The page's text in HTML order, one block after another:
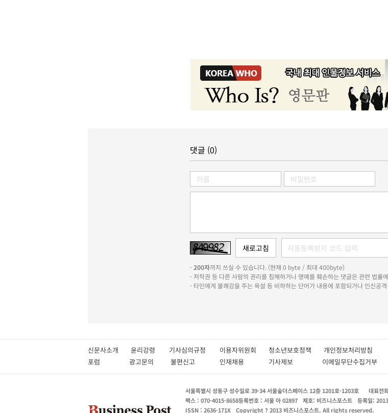
댓글 (0)
-200자까지 쓰실 수 있습니다. (현재 0 byte / 최대 400byte)
- 저작권 등 다른 사람의 권리를 침해하거나 명예를 훼손하는 댓글은 관련 법률
- 타인에게 불쾌감을 주는 욕설 등 비하하는 단어가 내용에 포함되거나 인신공
신문사소개 윤리강령 기사심의규정 이용자위원회 청소년보호정책 개인정보처리방침
포럼
광고문의 불편신고 인재채용 기사제보 이메일무단수집거부
서울특별시 성동구 성수일로 39-34 서울숲더스페이스 12층 1201호-1203호 대표전
팩스 : 070-4015-8658등록번호 : 서울 아 02897 제호: 비즈니스포스트 등록일:
ISSN : 2636-171X
Copyright ? 2013 비즈니스포스트. All rights reserved.